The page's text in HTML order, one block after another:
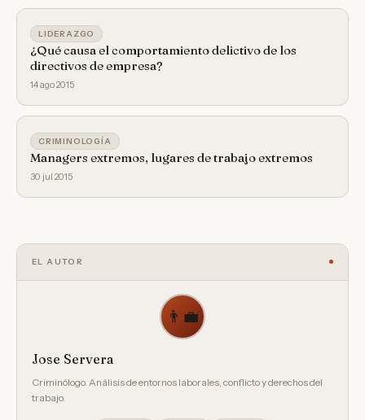
LIDERAZGO
¿Qué causa el comportamiento delictivo de los
directivos de empresa?
14 ago 2015
CRIMINOLOGÍA
Managers extremos, lugares de trabajo extremos
30 jul 2015
EL AUTOR
👨‍💼
Jose Servera
Criminólogo. Análisis de entornos laborales, conflicto y derechos del
trabajo.